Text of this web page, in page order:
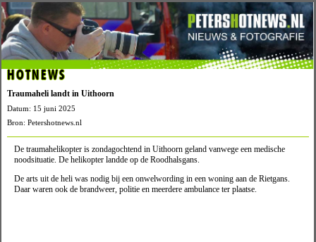
HOTNEWS
Traumaheli landt in Uithoorn
Datum: 15 juni 2025
Bron: Petershotnews.nl
De traumahelikopter is zondagochtend in Uithoorn geland vanwege een medische
noodsituatie. De helikopter landde op de Roodhalsgans.
De arts uit de heli was nodig bij een onwelwording in een woning aan de Rietgans.
Daar waren ook de brandweer, politie en meerdere ambulance ter plaatse.